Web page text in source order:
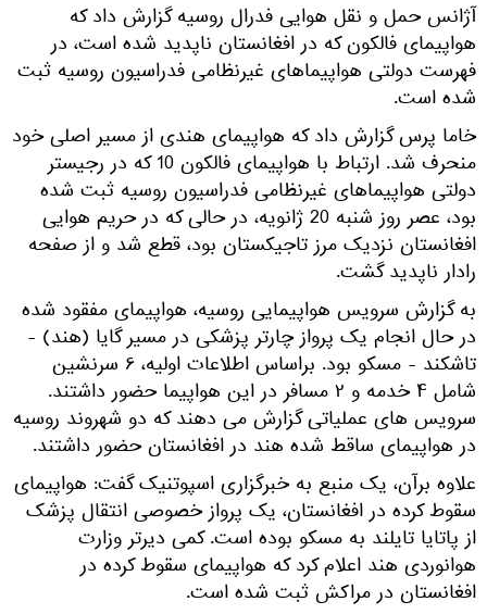
آژانس حمل و نقل هوایی فدرال روسیه گزارش داد که
هواپیمای فالکون که در افغانستان ناپدید شده است، در
فهرست دولتی هواپیماهای غیرنظامی فدراسیون روسیه ثبت
شده است.
خاما پرس گزارش داد که هواپیمای هندی از مسیر اصلی خود
منحرف شد. ارتباط با هواپیمای فالکون 10 که در رجیستر
دولتی هواپیماهای غیرنظامی فدراسیون روسیه ثبت شده
بود، عصر روز شنبه 20 ژانویه، در حالی که در حریم هوایی
افغانستان نزدیک مرز تاجیکستان بود، قطع شد و از صفحه
رادار ناپدید گشت.
به گزارش سرویس هواپیمایی روسیه، هواپیمای مفقود شده
در حال انجام یک پرواز چارتر پزشکی در مسیر گایا (هند) -
تاشکند - مسکو بود. براساس اطلاعات اولیه، ۶ سرنشین
شامل ۴ خدمه و ۲ مسافر در این هواپیما حضور داشتند.
سرویس های عملیاتی گزارش می دهند که دو شهروند روسیه
در هواپیمای ساقط شده هند در افغانستان حضور داشتند.
علاوه برآن، یک منبع به خبرگزاری اسپوتنیک گفت: هواپیمای
سقوط کرده در افغانستان، یک پرواز خصوصی انتقال پزشک
از پاتایا تایلند به مسکو بوده است. کمی دیرتر وزارت
هوانوردی هند اعلام کرد که هواپیمای سقوط کرده در
افغانستان در مراکش ثبت شده است.